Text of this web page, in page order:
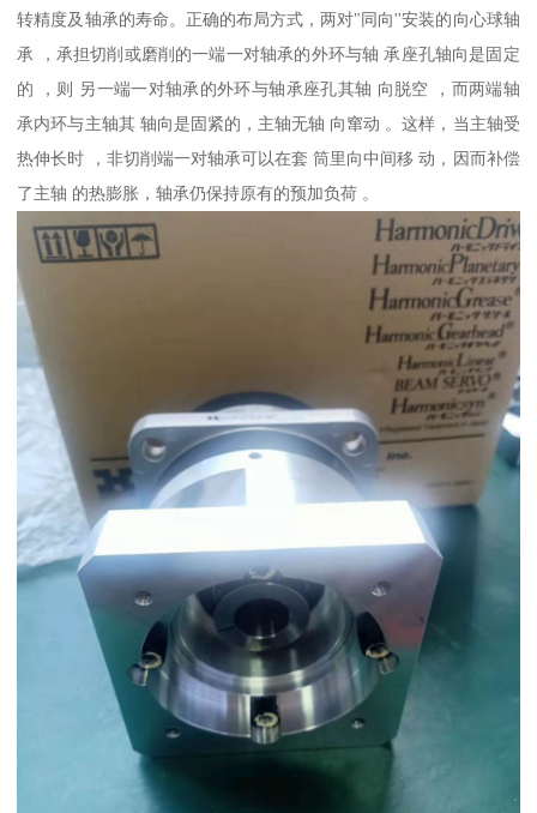
转精度及轴承的寿命。正确的布局方式，两对"同向''安装的向心球轴
承 ，承担切削或磨削的一端一对轴承的外环与轴 承座孔轴向是固定
的 ，则 另一端一对轴承的外环与轴承座孔其轴 向脱空 ，而两端轴
承内环与主轴其 轴向是固紧的，主轴无轴 向窜动 。这样，当主轴受
热伸长时 ，非切削端一对轴承可以在套 筒里向中间移 动，因而补偿
了主轴 的热膨胀，轴承仍保持原有的预加负荷 。